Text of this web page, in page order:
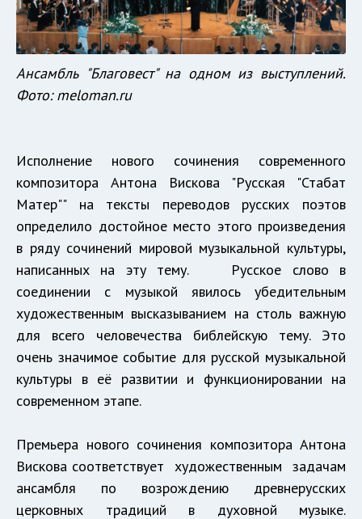
Ансамбль "Благовест" на одном из выступлений.
Фото: meloman.ru
Исполнение нового сочинения современного
композитора Антона Вискова "Русская "Стабат
Матер"" на тексты переводов русских поэтов
определило достойное место этого произведения
в ряду сочинений мировой музыкальной культуры,
написанных на эту тему. Русское слово в
соединении с музыкой явилось убедительным
художественным высказыванием на столь важную
для всего человечества библейскую тему. Это
очень значимое событие для русской музыкальной
культуры в её развитии и функционировании на
современном этапе.
Премьера нового сочинения композитора Антона
Вискова соответствует художественным задачам
ансамбля по возрождению древнерусских
церковных традиций в духовной музыке.